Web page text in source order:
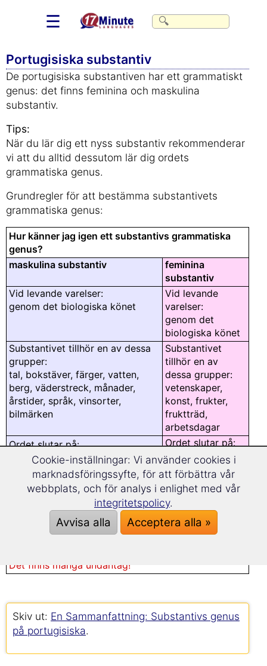
☰
Portugisiska substantiv
De portugisiska substantiven har ett grammatiskt
genus: det finns feminina och maskulina
substantiv.
Tips:
När du lär dig ett nyss substantiv rekommenderar
vi att du alltid dessutom lär dig ordets
grammatiska genus.
Grundregler för att bestämma substantivets
grammatiska genus:
Hur känner jag igen ett substantivs grammatiska
genus?
maskulina substantiv
feminina
substantiv
Vid levande varelser:
genom det biologiska könet
Vid levande
varelser:
genom det
biologiska könet
Substantivet tillhör en av dessa
grupper:
tal, bokstäver, färger, vatten,
berg, väderstreck, månader,
årstider, språk, vinsorter,
bilmärken
Substantivet
tillhör en av
dessa grupper:
vetenskaper,
konst, frukter,
fruktträd,
arbetsdagar
Ordet slutar på:
Ordet slutar på:
-a
-ã
-ade
-ção
-gem
-ice
-im/-om/-um
-me
-o
-or
-s
-u
-z
Det finns många undantag!
Skiv ut: En Sammanfattning: Substantivs genus
på portugisiska.
Cookie-inställningar: Vi använder cookies i
marknadsföringssyfte, för att förbättra vår
webbplats, och för analys i enlighet med vår
integritetspolicy.
Avvisa alla Acceptera alla »